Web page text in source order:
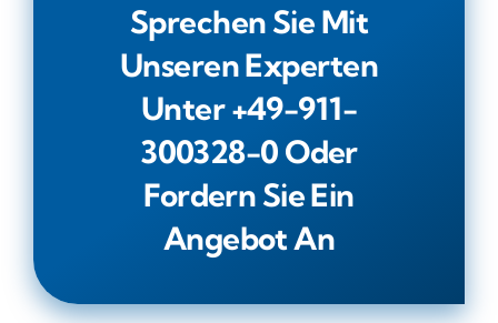
Sprechen Sie Mit
Unseren Experten
Unter +49-911-
300328-0 Oder
Fordern Sie Ein
Angebot An